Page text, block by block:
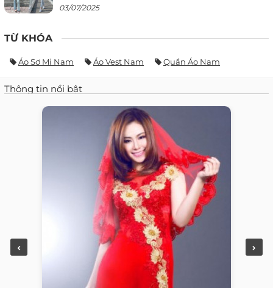
03/07/2025
TỪ KHÓA
Áo Sơ Mi Nam Áo Vest Nam Quần Áo Nam
Thông tin nổi bật